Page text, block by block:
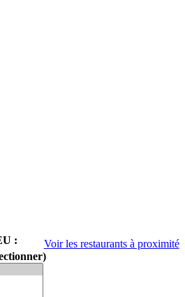
Voir les restaurants à proximité
: